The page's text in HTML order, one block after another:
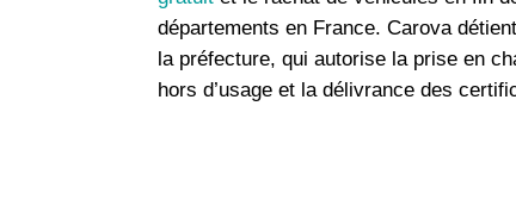
départements en France. Carova
la préfecture, qui autorise la prise en
hors d’usage et la délivrance des